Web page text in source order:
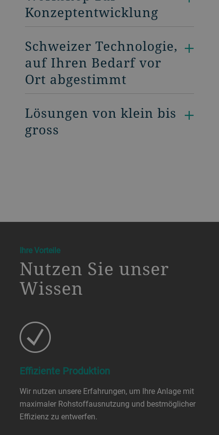
Konzeptentwicklung
Schweizer Technologie,
auf Ihren Bedarf vor
Ort abgestimmt
Lösungen von klein bis
gross
a decorative background image
Ihre Vorteile
Nutzen Sie unser
Wissen
Effiziente Produktion
Wir nutzen unsere Erfahrungen, um Ihre Anlage mit
maximaler Rohstoffausnutzung und bestmöglicher
Effizienz zu entwerfen.